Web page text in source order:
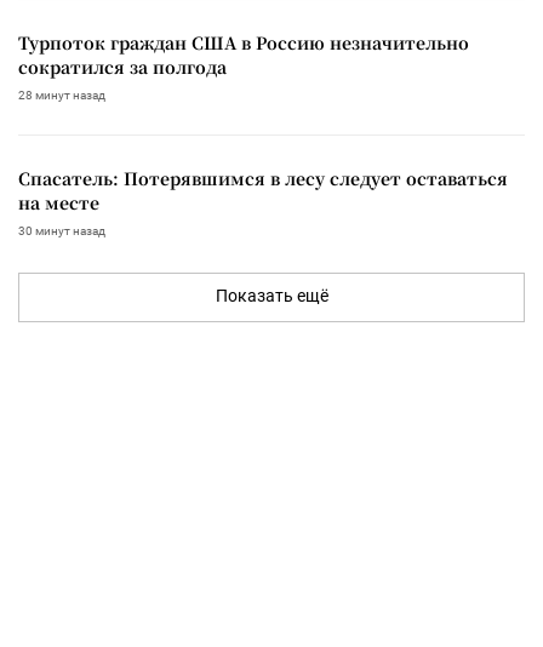
Турпоток граждан США в Россию незначительно
сократился за полгода
28 минут назад
Спасатель: Потерявшимся в лесу следует оставаться
на месте
30 минут назад
Показать ещё